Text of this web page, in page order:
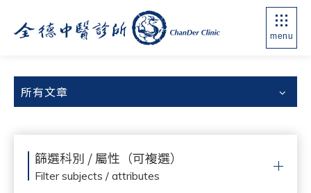
menu
所有文章
篩選科別 / 屬性（可複選）
Filter subjects / attributes